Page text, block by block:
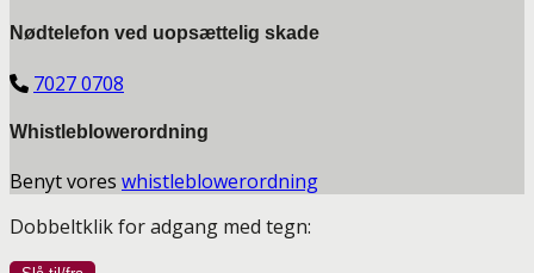
Nødtelefon ved uopsættelig skade
7027 0708
Whistleblowerordning
Benyt vores whistleblowerordning
Dobbeltklik for adgang med tegn: